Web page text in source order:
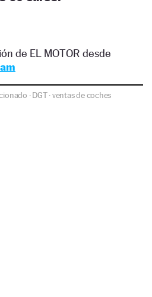
de EL MOTOR desde
·DGT·ventas de coches